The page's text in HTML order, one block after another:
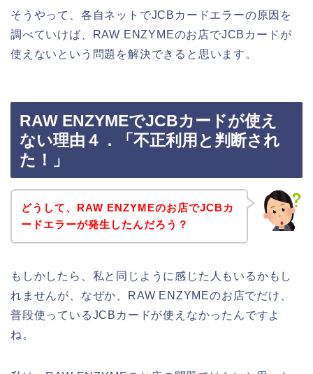
そうやって、各自ネットでJCBカードエラーの原因を
調べていけば、RAW ENZYMEのお店でJCBカードが
使えないという問題を解決できると思います。
RAW ENZYMEでJCBカードが使え
ない理由４．「不正利用と判断され
た！」
どうして、RAW ENZYMEのお店でJCBカ
ードエラーが発生したんだろう？
もしかしたら、私と同じように感じた人もいるかもし
れませんが、なぜか、RAW ENZYMEのお店でだけ、
普段使っているJCBカードが使えなかったんですよ
ね。